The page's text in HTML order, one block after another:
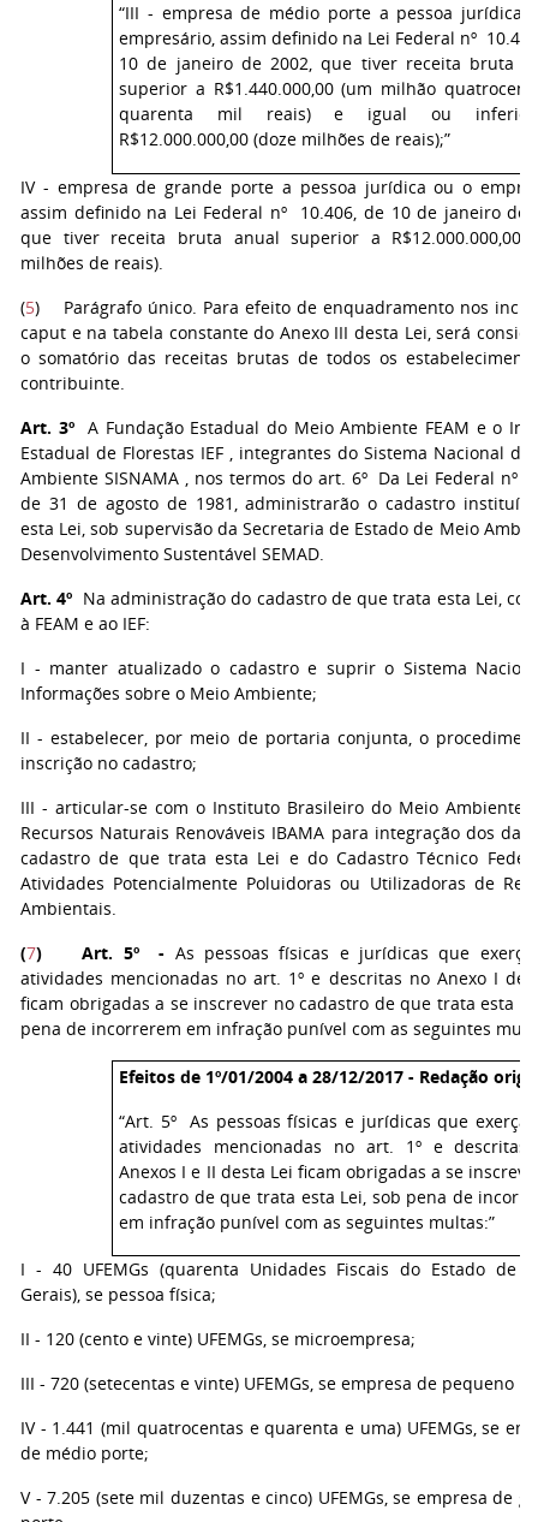
“III - empresa de médio porte a pessoa jurídica
empresário, assim definido na Lei Federal nº
10 de janeiro de 2002, que tiver receita bruta
superior a R$1.440.000,00 (um milhão
quarenta mil reais) e igual ou
R$12.000.000,00 (doze milhões de reais);”
IV - empresa de grande porte a pessoa jurídica ou o
assim definido na Lei Federal nº 10.406, de 10 de janeiro de
que tiver receita bruta anual superior a R$12.000.000,00
milhões de reais).
(5) Parágrafo único. Para efeito de enquadramento nos
caput e na tabela constante do Anexo III desta Lei, será
o somatório das receitas brutas de todos os
contribuinte.
Art. 3ºA Fundação Estadual do Meio Ambiente FEAM e o
Estadual de Florestas IEF , integrantes do Sistema Nacional do
Ambiente SISNAMA , nos termos do art. 6º Da Lei Federal nº
de 31 de agosto de 1981, administrarão o cadastro
esta Lei, sob supervisão da Secretaria de Estado de Meio
Desenvolvimento Sustentável SEMAD.
Art. 4º Na administração do cadastro de que trata esta Lei,
à FEAM e ao IEF:
I - manter atualizado o cadastro e suprir o Sistema
Informações sobre o Meio Ambiente;
II - estabelecer, por meio de portaria conjunta, o
inscrição no cadastro;
III - articular-se com o Instituto Brasileiro do Meio Ambiente
Recursos Naturais Renováveis IBAMA para integração dos
cadastro de que trata esta Lei e do Cadastro Técnico
Atividades Potencialmente Poluidoras ou Utilizadoras de
Ambientais.
(7) Art. 5º - As pessoas físicas e jurídicas que
atividades mencionadas no art. 1º e descritas no Anexo I
ficam obrigadas a se inscrever no cadastro de que trata esta
pena de incorrerem em infração punível com as seguintes
Efeitos de 1º/01/2004 a 28/12/2017 - Redação
“Art. 5º As pessoas físicas e jurídicas que
atividades mencionadas no art. 1º e descritas
Anexos I e II desta Lei ficam obrigadas a se
cadastro de que trata esta Lei, sob pena de
em infração punível com as seguintes multas:”
I - 40 UFEMGs (quarenta Unidades Fiscais do Estado de
Gerais), se pessoa física;
II - 120 (cento e vinte) UFEMGs, se microempresa;
III - 720 (setecentas e vinte) UFEMGs, se empresa de pequeno
IV - 1.441 (mil quatrocentas e quarenta e uma) UFEMGs, se
de médio porte;
V - 7.205 (sete mil duzentas e cinco) UFEMGs, se empresa de